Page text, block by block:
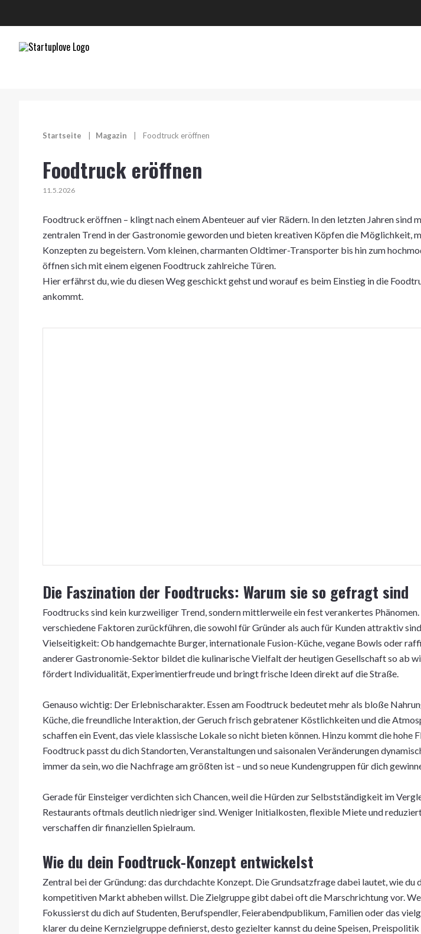
Startseite Magazin Foodtruck eröffnen
Foodtruck eröffnen
11.5.2026
Foodtruck eröffnen – klingt nach einem Abenteuer auf vier Rädern. In den letzten Jahren sind
zentralen Trend in der Gastronomie geworden und bieten kreativen Köpfen die Möglichkeit,
Konzepten zu begeistern. Vom kleinen, charmanten Oldtimer-Transporter bis hin zum
öffnen sich mit einem eigenen Foodtruck zahlreiche Türen.
Hier erfährst du, wie du diesen Weg geschickt gehst und worauf es beim Einstieg in die
ankommt.
Die Faszination der Foodtrucks: Warum sie so gefragt sind
Foodtrucks sind kein kurzweiliger Trend, sondern mittlerweile ein fest verankertes
verschiedene Faktoren zurückführen, die sowohl für Gründer als auch für Kunden attraktiv
Vielseitigkeit: Ob handgemachte Burger, internationale Fusion-Küche, vegane Bowls oder
anderer Gastronomie-Sektor bildet die kulinarische Vielfalt der heutigen Gesellschaft so ab
fördert Individualität, Experimentierfreude und bringt frische Ideen direkt auf die Straße.
Genauso wichtig: Der Erlebnischarakter. Essen am Foodtruck bedeutet mehr als bloße
Küche, die freundliche Interaktion, der Geruch frisch gebratener Köstlichkeiten und die
schaffen ein Event, das viele klassische Lokale so nicht bieten können. Hinzu kommt die
Foodtruck passt du dich Standorten, Veranstaltungen und saisonalen Veränderungen
immer da sein, wo die Nachfrage am größten ist – und so neue Kundengruppen für dich
Gerade für Einsteiger verdichten sich Chancen, weil die Hürden zur Selbstständigkeit im
Restaurants oftmals deutlich niedriger sind. Weniger Initialkosten, flexible Miete und
verschaffen dir finanziellen Spielraum.
Wie du dein Foodtruck-Konzept entwickelst
Zentral bei der Gründung: das durchdachte Konzept. Die Grundsatzfrage dabei lautet, wie du
kompetitiven Markt abheben willst. Die Zielgruppe gibt dabei oft die Marschrichtung vor.
Fokussierst du dich auf Studenten, Berufspendler, Feierabendpublikum, Familien oder das
klarer du deine Kernzielgruppe definierst, desto gezielter kannst du deine Speisen,